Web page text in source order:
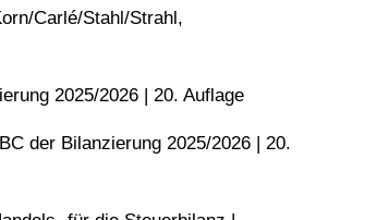
​Carlé/​Stahl/​Strahl,
2025/​​2026 | 20. Auflage
der Bilanzierung 2025/​​2026 | 20.